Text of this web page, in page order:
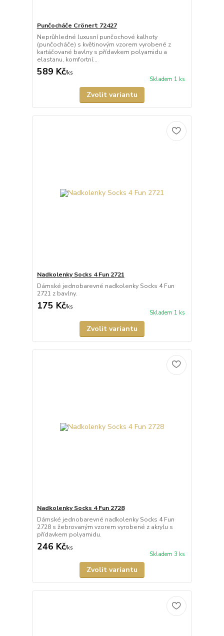
Punčocháče Crönert 72427
Neprůhledné luxusní punčochové kalhoty
(punčocháče) s květinovým vzorem vyrobené z
kartáčované bavlny s přídavkem polyamidu a
elastanu, komfortní...
589 Kč/ks
Skladem 1 ks
Zvolit variantu
Nadkolenky Socks 4 Fun 2721
Dámské jednobarevné nadkolenky Socks 4 Fun
2721 z bavlny.
175 Kč/ks
Skladem 1 ks
Zvolit variantu
Nadkolenky Socks 4 Fun 2728
Dámské jednobarevné nadkolenky Socks 4 Fun
2728 s žebrovaným vzorem vyrobené z akrylu s
přídavkem polyamidu.
246 Kč/ks
Skladem 3 ks
Zvolit variantu